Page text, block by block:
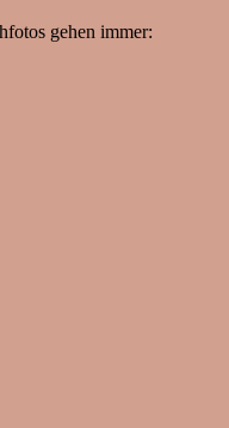
gehen immer: